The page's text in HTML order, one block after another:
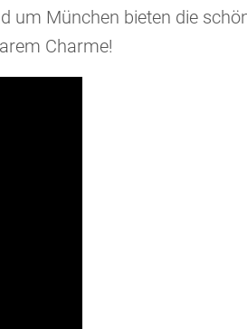
um München bieten die
Charme!